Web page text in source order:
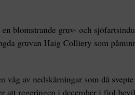
blomstrande gruv- och
gruvan Haig Colliery som
våg av nedskärningar som då
att regeringen i december i fjol